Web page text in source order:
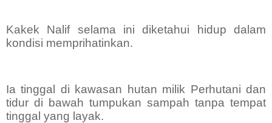
Kakek Nalif selama ini diketahui hidup dalam
kondisi memprihatinkan.
Ia tinggal di kawasan hutan milik Perhutani dan
tidur di bawah tumpukan sampah tanpa tempat
tinggal yang layak.